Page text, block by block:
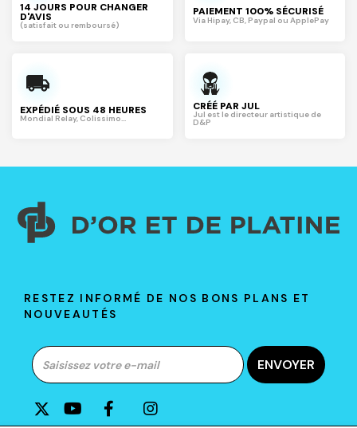
14 JOURS POUR CHANGER
D'AVIS
(satisfait ou remboursé)
PAIEMENT 100% SÉCURISÉ
Via Hipay, CB, Paypal ou ApplePay
EXPÉDIÉ SOUS 48 HEURES
Mondial Relay, Colissimo...
CRÉÉ PAR JUL
Jul est le directeur artistique de
D&P
RESTEZ INFORMÉ DE NOS BONS PLANS ET
NOUVEAUTÉS
ENVOYER